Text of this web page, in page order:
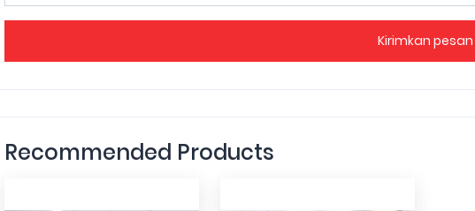
Kirimkan pesan
Recommended Products